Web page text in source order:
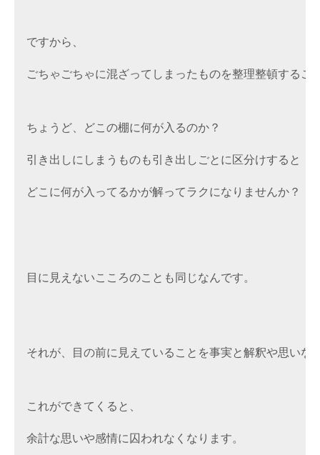
ですから、
ごちゃごちゃに混ざってしまったものを整理整頓するこ
ちょうど、どこの棚に何が入るのか？
引き出しにしまうものも引き出しごとに区分けすると
どこに何が入ってるかが解ってラクになりませんか？
目に見えないこころのことも同じなんです。
それが、目の前に見えていることを事実と解釈や思いな
これができてくると、
余計な思いや感情に囚われなくなります。